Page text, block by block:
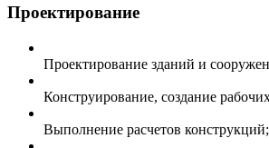
Проектирование
Проектирование зданий и
Конструирование, создание
Выполнение расчетов конструкций;